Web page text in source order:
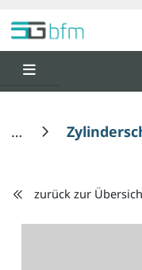
zurück zur